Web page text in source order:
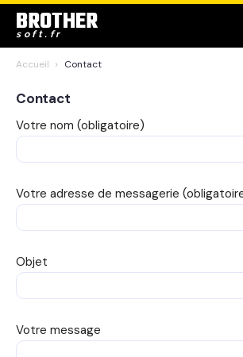
BROTHER
soft.fr
Accueil Contact
Contact
Votre nom (obligatoire)
Votre adresse de messagerie
Objet
Votre message